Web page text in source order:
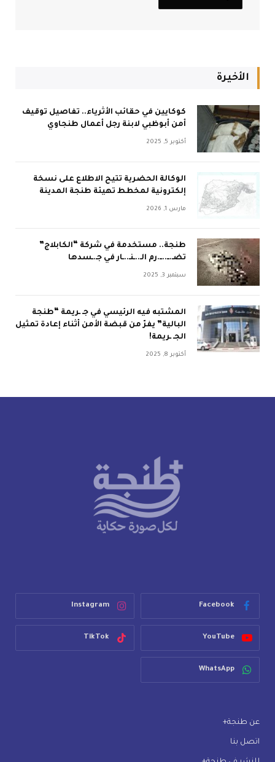
الأخيرة
كوكايين في حقائب الأثرياء.. تفاصيل توقيف
أمن أبوظبي لابنة رجل أعمال طنجاوي
أكتوبر 5, 2025
الوكالة الحضرية تتيح الاطلاع على نسخة
إلكترونية لمخطط تهيئة طنجة المدينة
مارس 1, 2026
طنجة.. مستخدمة في شركة “الكابلاج”
تضـ.ــ..ــ.رم الـ..ـنـ..ـار في جـ.ـسدها
سبتمبر 3, 2025
المشتبه فيه الرئيسي في جـ ـريمة “طنجة
البالية” يفرّ من قبضة الأمن أثناء إعادة تمثيل
الجـ ـريمة!
أكتوبر 8, 2025
Facebook
Instagram
YouTube
TikTok
WhatsApp
عن طنجة+
اتصل بنا